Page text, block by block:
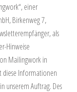
einer
Birkenweg 7,
als
Hinweise
Mailingwork in
diese Informationen
unserem Auftrag. Des